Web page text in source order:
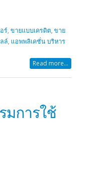
ร์,ขายแบบเครดิต,ขาย
ล์, แอพพลิเคชั่น บริหาร
Read more...
มการใช้